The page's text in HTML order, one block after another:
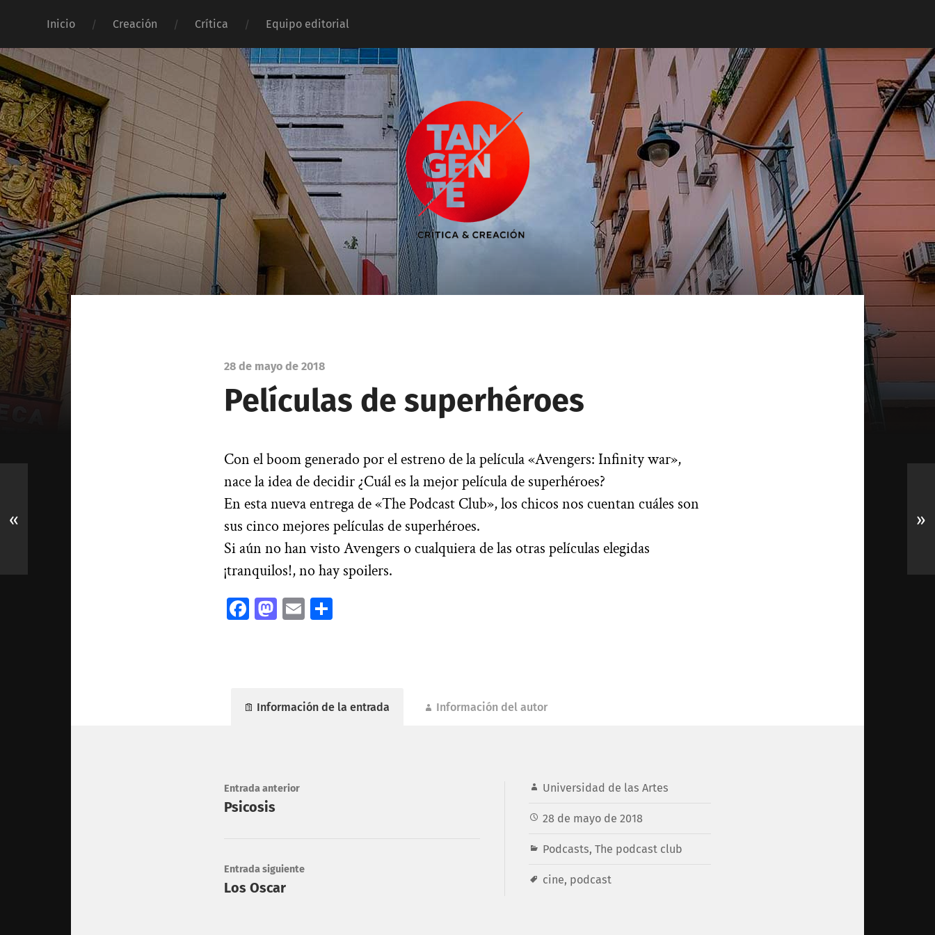
Inicio Creación Crítica Equipo editorial
Tangente
28 de mayo de 2018
Películas de superhéroes
Con el boom generado por el estreno de la película «Avengers: Infinity war»,
nace la idea de decidir ¿Cuál es la mejor película de superhéroes?
En esta nueva entrega de «The Podcast Club», los chicos nos cuentan cuáles son
sus cinco mejores películas de superhéroes.
Si aún no han visto Avengers o cualquiera de las otras películas elegidas
¡tranquilos!, no hay spoilers.
Facebook
Mastodon
Email
Información de la entrada Información del autor
Universidad de las Artes
28 de mayo de 2018
Podcasts, The podcast club
cine, podcast
Entrada anterior
Psicosis
Entrada siguiente
Los Oscar
« »